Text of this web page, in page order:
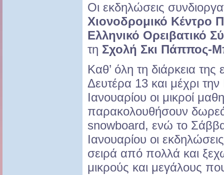
Οι εκδηλώσεις
Χιονοδρομικό Κέντρο
Ελληνικό Ορειβατικό
τη Σχολή Σκι Πάππος-
Καθ’ όλη τη διάρκεια
Δευτέρα 13 και μέχρι
Ιανουαρίου οι μικροί
παρακολουθήσουν
snowboard, ενώ το
Ιανουαρίου οι
σειρά από πολλά και
μικρούς και μεγάλους